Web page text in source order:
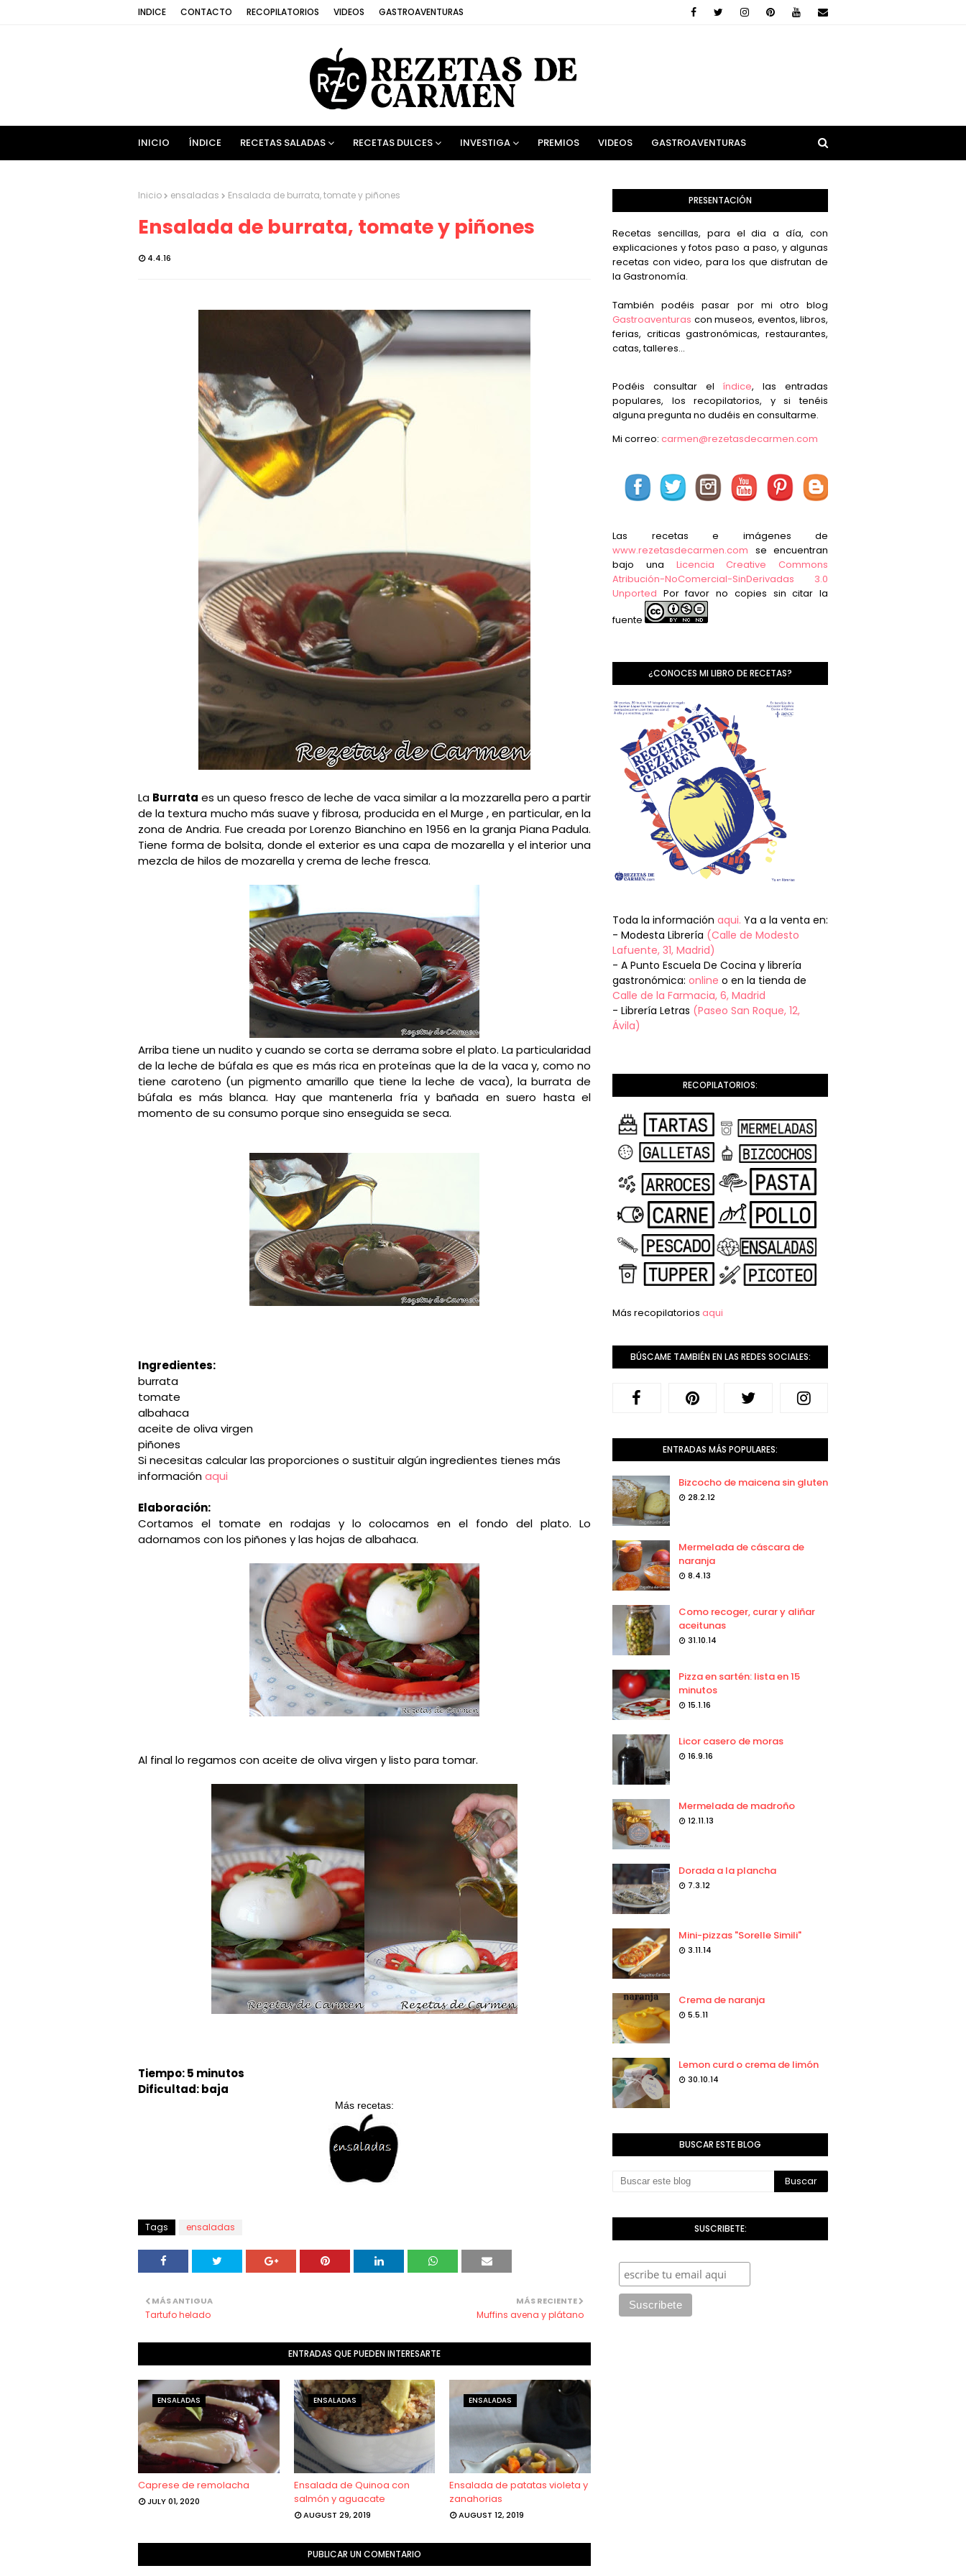
INDICE CONTACTO RECOPILATORIOS VIDEOS GASTROAVENTURAS
INICIO ÍNDICE RECETAS SALADAS RECETAS DULCES INVESTIGA PREMIOS VIDEOS GASTROAVENTURAS
Inicio ensaladas Ensalada de burrata, tomate y piñones
Ensalada de burrata, tomate y piñones
4.4.16
La Burrata es un queso fresco de leche de vaca similar a la mozzarella pero a partir
de la textura mucho más suave y fibrosa, producida en el Murge , en particular, en la
zona de Andria. Fue creada por Lorenzo Bianchino en 1956 en la granja Piana Padula.
Tiene forma de bolsita, donde el exterior es una capa de mozarella y el interior una
mezcla de hilos de mozarella y crema de leche fresca.
Arriba tiene un nudito y cuando se corta se derrama sobre el plato. La particularidad
de la leche de búfala es que es más rica en proteínas que la de la vaca y, como no
tiene caroteno (un pigmento amarillo que tiene la leche de vaca), la burrata de
búfala es más blanca. Hay que mantenerla fría y bañada en suero hasta el
momento de su consumo porque sino enseguida se seca.
Ingredientes:
burrata
tomate
albahaca
aceite de oliva virgen
piñones
Si necesitas calcular las proporciones o sustituir algún ingredientes tienes más
informaciónaqui
Elaboración:
Cortamos el tomate en rodajas y lo colocamos en el fondo del plato. Lo
adornamos con los piñones y las hojas de albahaca.
Al final lo regamos con aceite de oliva virgen y listo para tomar.
Tiempo: 5 minutos
Dificultad: baja
Más recetas:
Tags ensaladas
MÁS RECIENTE
Muffins avena y plátano
MÁS ANTIGUA
Tartufo helado
ENTRADAS QUE PUEDEN INTERESARTE
ENSALADAS
Caprese de remolacha
JULY 01, 2020
ENSALADAS
Ensalada de Quinoa con
salmón y aguacate
AUGUST 29, 2019
ENSALADAS
Ensalada de patatas violeta y
zanahorias
AUGUST 12, 2019
PUBLICAR UN COMENTARIO
PRESENTACIÓN
Recetas sencillas, para el dia a día, con
explicaciones y fotos paso a paso, y algunas
recetas con video, para los que disfrutan de
la Gastronomía.
También podéis pasar por mi otro blog
Gastroaventuras con museos, eventos, libros,
ferias, criticas gastronómicas, restaurantes,
catas, talleres...
Podéis consultar el índice, las entradas
populares, los recopilatorios, y si tenéis
alguna pregunta no dudéis en consultarme.
Mi correo: carmen@rezetasdecarmen.com
Las recetas e imágenes de
www.rezetasdecarmen.com se encuentran
bajo una Licencia Creative Commons
Atribución-NoComercial-SinDerivadas 3.0
Unported Por favor no copies sin citar la
fuente
¿CONOCES MI LIBRO DE RECETAS?
Toda la información aqui. Ya a la venta en:
- Modesta Librería (Calle de Modesto
Lafuente, 31, Madrid)
- A Punto Escuela De Cocina y librería
gastronómica: online o en la tienda de
Calle de la Farmacia, 6, Madrid
- Librería Letras (Paseo San Roque, 12,
Ávila)
RECOPILATORIOS:
Más recopilatorios aqui
BÚSCAME TAMBIÉN EN LAS REDES SOCIALES:
ENTRADAS MÁS POPULARES:
Bizcocho de maicena sin gluten
28.2.12
Mermelada de cáscara de
naranja
8.4.13
Como recoger, curar y aliñar
aceitunas
31.10.14
Pizza en sartén: lista en 15
minutos
15.1.16
Licor casero de moras
16.9.16
Mermelada de madroño
12.11.13
Dorada a la plancha
7.3.12
Mini-pizzas "Sorelle Simili"
3.11.14
Crema de naranja
5.5.11
Lemon curd o crema de limón
30.10.14
BUSCAR ESTE BLOG
SUSCRIBETE: